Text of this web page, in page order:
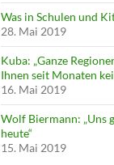
Was in Schulen und
28. Mai 2019
Kuba: „Ganze
Ihnen seit Monaten
16. Mai 2019
Wolf Biermann: „Uns
heute“
15. Mai 2019